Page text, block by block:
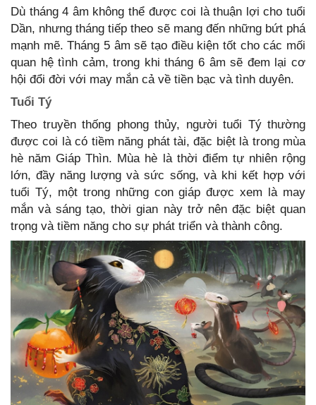
Dù tháng 4 âm không thể được coi là thuận lợi cho tuổi
Dần, nhưng tháng tiếp theo sẽ mang đến những bứt phá
mạnh mẽ. Tháng 5 âm sẽ tạo điều kiện tốt cho các mối
quan hệ tình cảm, trong khi tháng 6 âm sẽ đem lại cơ
hội đổi đời với may mắn cả về tiền bạc và tình duyên.
Tuổi Tý
Theo truyền thống phong thủy, người tuổi Tý thường
được coi là có tiềm năng phát tài, đặc biệt là trong mùa
hè năm Giáp Thìn. Mùa hè là thời điểm tự nhiên rộng
lớn, đầy năng lượng và sức sống, và khi kết hợp với
tuổi Tý, một trong những con giáp được xem là may
mắn và sáng tạo, thời gian này trở nên đặc biệt quan
trọng và tiềm năng cho sự phát triển và thành công.